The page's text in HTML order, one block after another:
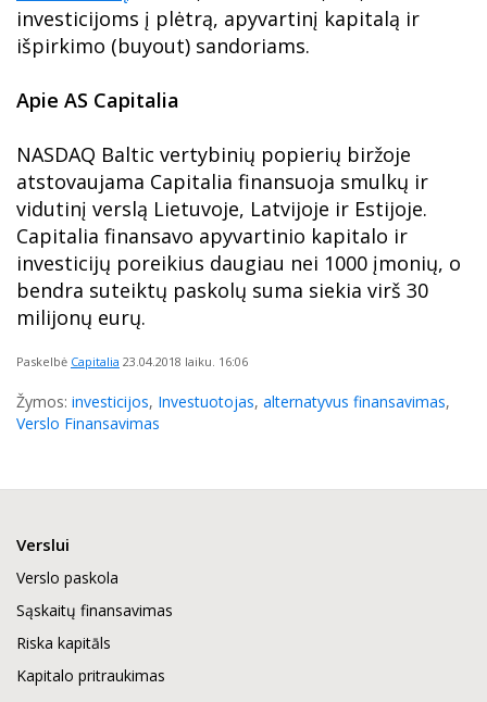
investicijoms į plėtrą, apyvartinį kapitalą ir
išpirkimo (buyout) sandoriams.
Apie AS Capitalia
NASDAQ Baltic vertybinių popierių biržoje
atstovaujama Capitalia finansuoja smulkų ir
vidutinį verslą Lietuvoje, Latvijoje ir Estijoje.
Capitalia finansavo apyvartinio kapitalo ir
investicijų poreikius daugiau nei 1000 įmonių, o
bendra suteiktų paskolų suma siekia virš 30
milijonų eurų.
Paskelbė Capitalia 23.04.2018 laiku. 16:06
Žymos: investicijos, Investuotojas, alternatyvus finansavimas,
Verslo Finansavimas
Verslui
Verslo paskola
Sąskaitų finansavimas
Riska kapitāls
Kapitalo pritraukimas